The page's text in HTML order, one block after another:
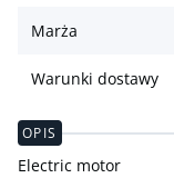
Marża
Warunki dostawy
OPIS
Electric motor